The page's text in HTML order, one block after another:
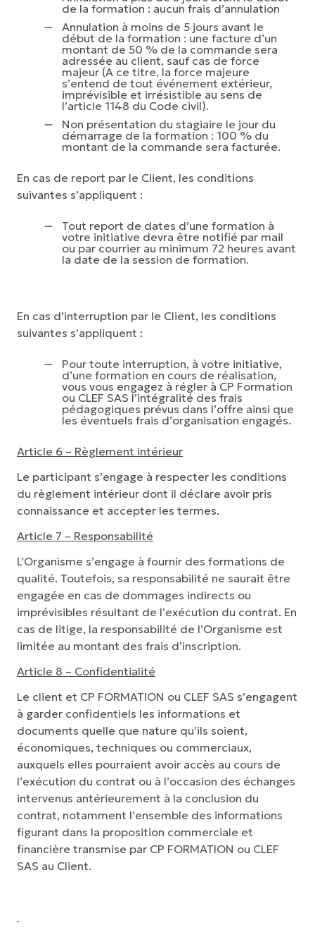
de la formation : aucun frais d’annulation
Annulation à moins de 5 jours avant le
début de la formation : une facture d’un
montant de 50 % de la commande sera
adressée au client, sauf cas de force
majeur (A ce titre, la force majeure
s’entend de tout événement extérieur,
imprévisible et irrésistible au sens de
l’article 1148 du Code civil).
Non présentation du stagiaire le jour du
démarrage de la formation : 100 % du
montant de la commande sera facturée.
En cas de report par le Client, les conditions
suivantes s’appliquent :
Tout report de dates d’une formation à
votre initiative devra être notifié par mail
ou par courrier au minimum 72 heures avant
la date de la session de formation.
En cas d’interruption par le Client, les conditions
suivantes s’appliquent :
Pour toute interruption, à votre initiative,
d’une formation en cours de réalisation,
vous vous engagez à régler à CP Formation
ou CLEF SAS l’intégralité des frais
pédagogiques prévus dans l’offre ainsi que
les éventuels frais d’organisation engagés.
Article 6 – Règlement intérieur
Le participant s’engage à respecter les conditions
du règlement intérieur dont il déclare avoir pris
connaissance et accepter les termes.
Article 7 – Responsabilité
L’Organisme s’engage à fournir des formations de
qualité. Toutefois, sa responsabilité ne saurait être
engagée en cas de dommages indirects ou
imprévisibles résultant de l’exécution du contrat. En
cas de litige, la responsabilité de l’Organisme est
limitée au montant des frais d’inscription.
Article 8 – Confidentialité
Le client et CP FORMATION ou CLEF SAS s’engagent
à garder confidentiels les informations et
documents quelle que nature qu’ils soient,
économiques, techniques ou commerciaux,
auxquels elles pourraient avoir accès au cours de
l’exécution du contrat ou à l’occasion des échanges
intervenus antérieurement à la conclusion du
contrat, notamment l’ensemble des informations
figurant dans la proposition commerciale et
financière transmise par CP FORMATION ou CLEF
SAS au Client.